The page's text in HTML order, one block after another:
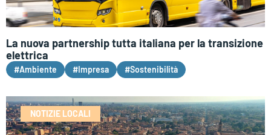
La nuova partnership tutta italiana per la transizione
elettrica
#Ambiente #Impresa #Sostenibilità
NOTIZIE LOCALI